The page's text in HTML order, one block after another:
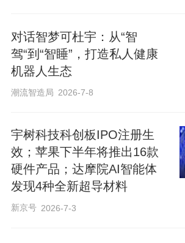
对话智梦可杜宇：从“智
驾“到“智睡”，打造私人健康
机器人生态
潮流智造局 2026-7-8
宇树科技科创板IPO注册生
效；苹果下半年将推出16款
硬件产品；达摩院AI智能体
发现4种全新超导材料
新京号 2026-7-3